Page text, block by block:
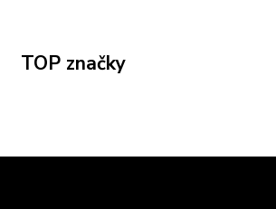
TOP značky